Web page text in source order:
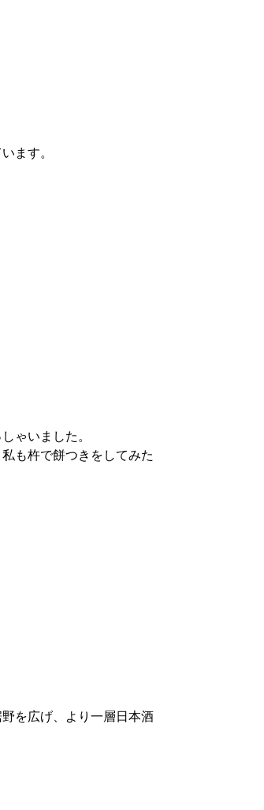
ます。
ゃいました。
私も杵で餅つきをしてみた
を広げ、
より一層日本酒